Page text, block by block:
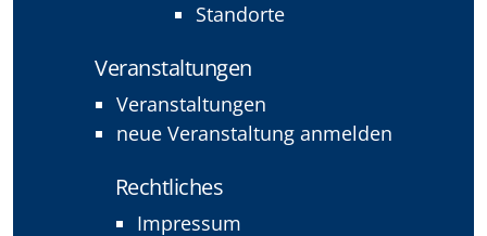
Standorte
Veranstaltungen
Veranstaltungen
neue Veranstaltung anmelden
Rechtliches
Impressum